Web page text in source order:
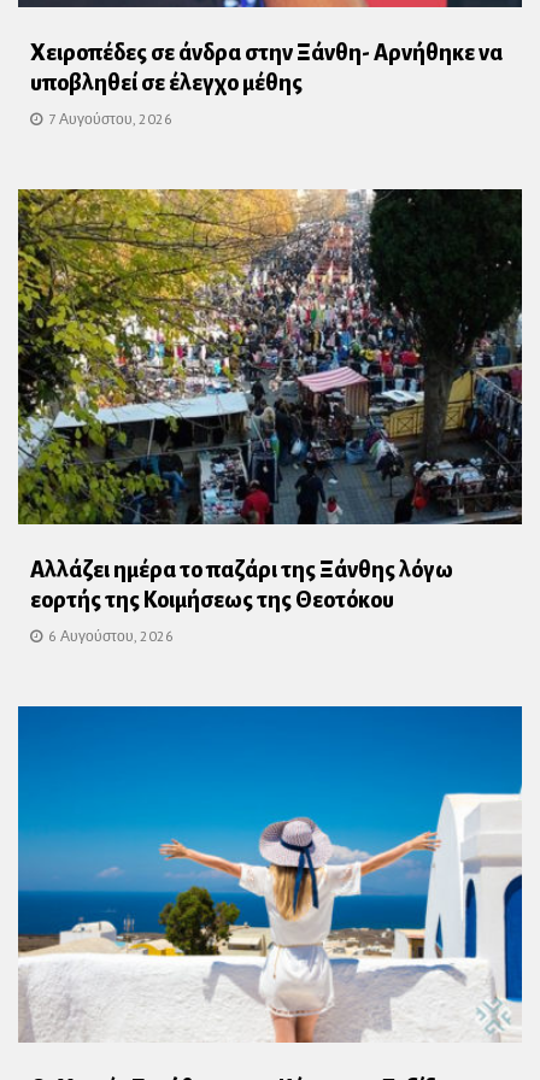
Χειροπέδες σε άνδρα στην Ξάνθη- Αρνήθηκε να
υποβληθεί σε έλεγχο μέθης
7 Αυγούστου, 2026
Αλλάζει ημέρα το παζάρι της Ξάνθης λόγω
εορτής της Κοιμήσεως της Θεοτόκου
6 Αυγούστου, 2026